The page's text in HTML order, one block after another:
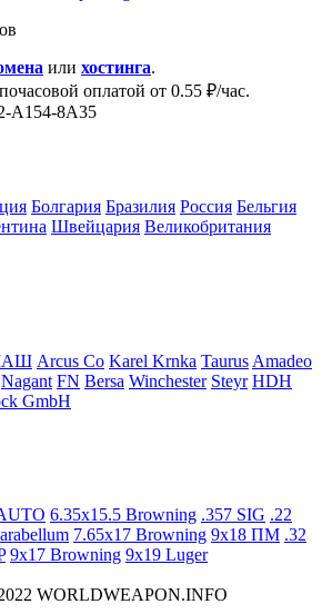
или хостинга.
оплатой от 0.55 ₽/час.
A154-8A35
Болгария Бразилия Росcия Бельгия
Швейцария Великобритания
Arcus Co Karel Krnka Taurus Amadeo
Nagant FN Bersa Winchester Steyr HDH
GmbH
6.35x15.5 Browning .357 SIG .22
7.65x17 Browning 9x18 ПМ .32
9x17 Browning 9x19 Luger
WORLDWEAPON.INFO